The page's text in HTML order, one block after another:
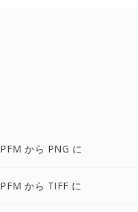
PFM から PNG に
PFM から TIFF に